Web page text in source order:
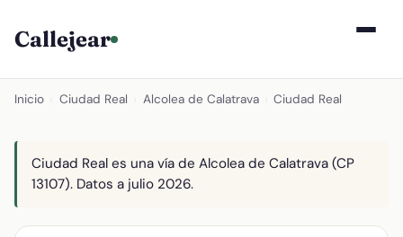
Callejear
Inicio Ciudad Real Alcolea de Calatrava Ciudad Real
Ciudad Real es una vía de Alcolea de Calatrava (CP
13107). Datos a julio 2026.